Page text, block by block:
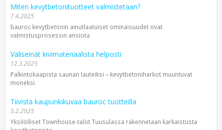
Miten kevytbetonituotteet valmistetaan?
7.4.2025
bauroc kevytbetonin ainutlaatuiset ominaisuudet ovat
valmistusprosessin ansiota
Väliseinät kivimateriaalista helposti
12.3.2025
Palkintokaapista saunan lauteiksi – kevytbetoniharkot muuntuvat
moneksi.
Tiivistä kaupunkikuvaa bauroc tuotteilla
5.2.2025
Yksilölliset Townhouse-talot Tuusulassa rakennetaan karkaistusta